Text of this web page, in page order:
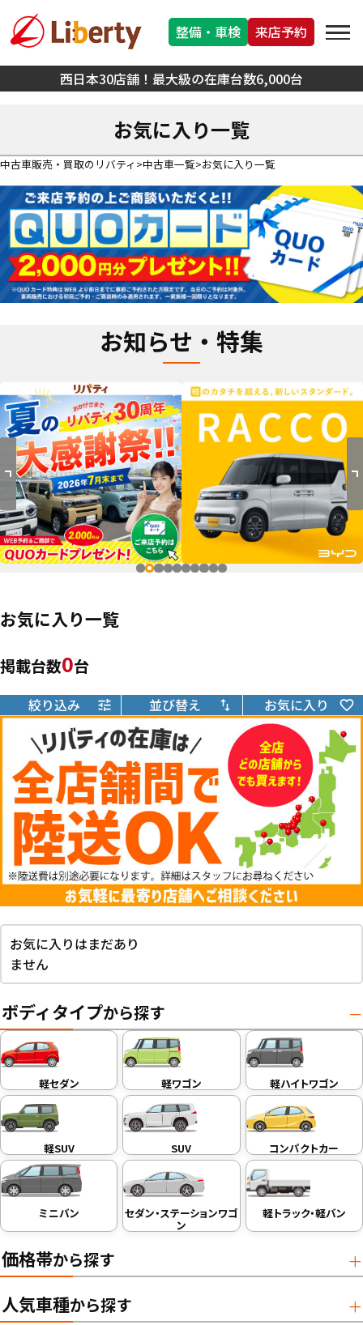
西日本30店舗！最大級の在庫台数6,000台
整備・車検 来店予約
お気に入り一覧
中古車販売・買取のリバティ 中古車一覧 お気に入り一覧
お知らせ・特集
お気に入り一覧
掲載台数0台
絞り込み 並び替え お気に入り
お気に入りはまだあり
ません
ボディタイプから探す
軽セダン 軽ワゴン 軽ハイトワゴン
軽SUV SUV コンパクトカー
ミニバン セダン・ステーションワゴ
ン
軽トラック・軽バン
価格帯から探す
人気車種から探す